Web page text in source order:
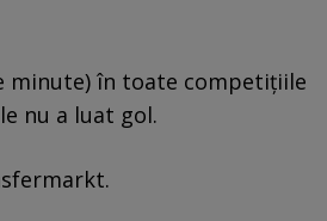
minute) în toate competițiile
nu a luat gol.